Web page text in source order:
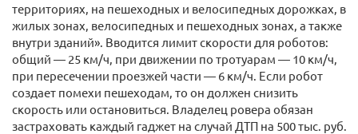
территориях, на пешеходных и велосипедных дорожках, в
жилых зонах, велосипедных и пешеходных зонах, а также
внутри зданий». Вводится лимит скорости для роботов:
общий — 25 км/ч, при движении по тротуарам — 10 км/ч,
при пересечении проезжей части — 6 км/ч. Если робот
создает помехи пешеходам, то он должен снизить
скорость или остановиться. Владелец ровера обязан
застраховать каждый гаджет на случай ДТП на 500 тыс. руб.